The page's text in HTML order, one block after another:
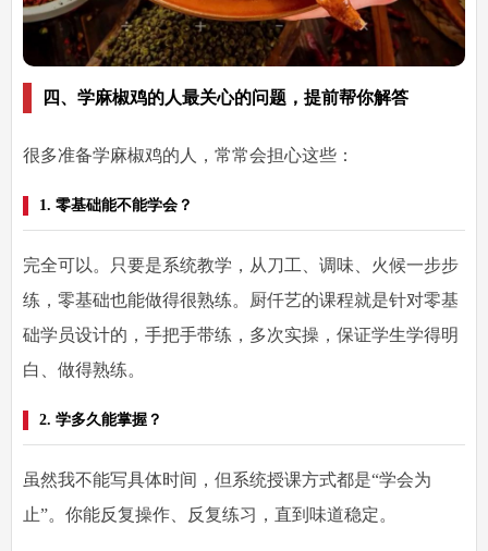
四、学麻椒鸡的人最关心的问题，提前帮你解答
很多准备学麻椒鸡的人，常常会担心这些：
1. 零基础能不能学会？
完全可以。只要是系统教学，从刀工、调味、火候一步步
练，零基础也能做得很熟练。厨仟艺的课程就是针对零基
础学员设计的，手把手带练，多次实操，保证学生学得明
白、做得熟练。
2. 学多久能掌握？
虽然我不能写具体时间，但系统授课方式都是“学会为
止”。你能反复操作、反复练习，直到味道稳定。